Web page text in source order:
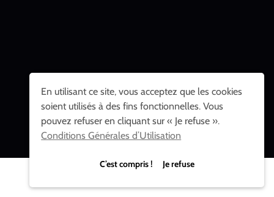
En utilisant ce site, vous acceptez que les cookies
soient utilisés à des fins fonctionnelles. Vous
pouvez refuser en cliquant sur « Je refuse ».
Conditions Générales d’Utilisation
C’est compris ! Je refuse